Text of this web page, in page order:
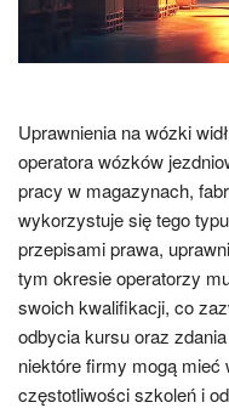
Uprawnienia na wózki
operatora wózków
pracy w magazynach,
wykorzystuje się tego
przepisami prawa,
tym okresie operatorzy
swoich kwalifikacji, co
odbycia kursu oraz
niektóre firmy mogą mieć
częstotliwości szkoleń i